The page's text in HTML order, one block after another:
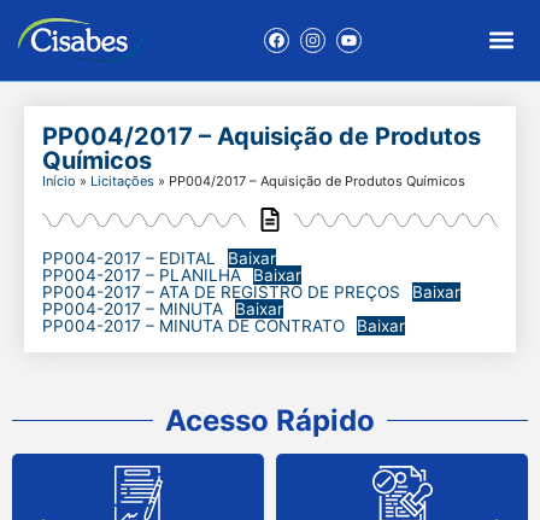
PP004/2017 – Aquisição de Produtos
Químicos
Início » Licitações » PP004/2017 – Aquisição de Produtos Químicos
PP004-2017 – EDITAL
Baixar
PP004-2017 – PLANILHA
Baixar
PP004-2017 – ATA DE REGISTRO DE PREÇOS
Baixar
PP004-2017 – MINUTA
Baixar
PP004-2017 – MINUTA DE CONTRATO
Baixar
Acesso Rápido